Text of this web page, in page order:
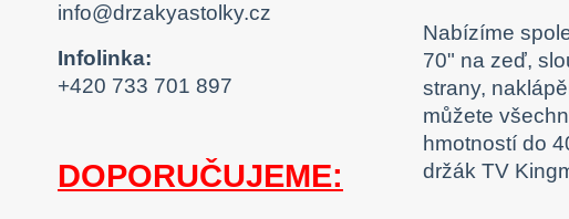
info@drzakyastolky.cz
Infolinka:
+420 733 701 897
DOPORUČUJEME:
Nabízíme
70" na zeď,
strany,
můžete
hmotností do
držák TV